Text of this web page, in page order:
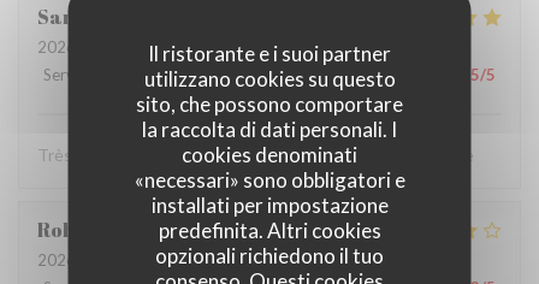
Il ristorante e i suoi partner
utilizzano cookies su questo
sito, che possono comportare
la raccolta di dati personali. I
cookies denominati
«necessari» sono obbligatori e
installati per impostazione
predefinita. Altri cookies
opzionali richiedono il tuo
Sarah
2026-07-11
- 20:45 - Ospiti 2
Servizio
Atmosfera:5 /5 Cucina :5/5 Qualità / Prezzo 5/5
Très bon restaurant Le service impeccable je recommande
Robin
2026-07-09
- 12:30 - Ospiti 3